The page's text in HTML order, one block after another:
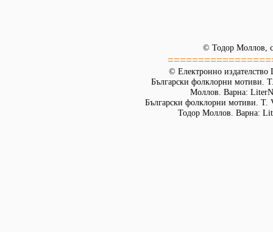
© Тодор Моллов,
© Електронно издателство
Български фолклорни мотиви.
Моллов. Варна:
Български фолклорни мотиви.
Тодор Моллов. Варна: